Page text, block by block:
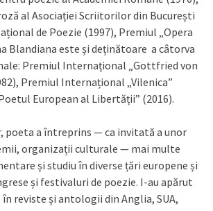
al Asociației Scriitorilor din București
de Poezie (1997), Premiul „Opera
Blandiana este și deținătoare a câtorva
Premiul Internațional „Gottfried von
Premiul Internațional „Vilenica”
European al Libertății” (2016).
poeta a întreprins — ca invitată a unor
organizații culturale — mai multe
și studiu în diverse țări europene și
și festivaluri de poezie. I-au apărut
reviste și antologii din Anglia, SUA,